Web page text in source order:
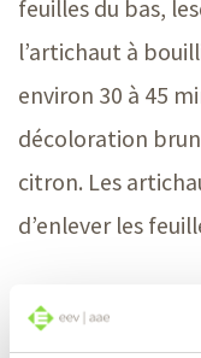
feuilles du bas,
l’artichaut à
environ 30 à 45
décoloration
citron. Les
d’enlever les
Conseils